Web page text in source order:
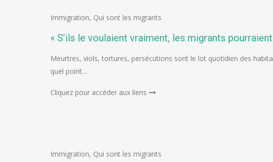
Immigration, Qui sont les migrants
« S’ils le voulaient vraiment, les migrants
Meurtres, viols, tortures, persécutions sont le lot quotidien des
quel point…
Cliquez pour accéder aux liens
Immigration, Qui sont les migrants